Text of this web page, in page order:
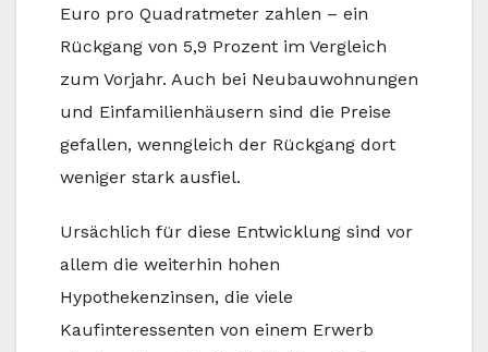
Euro pro Quadratmeter zahlen – ein
Rückgang von 5,9 Prozent im Vergleich
zum Vorjahr. Auch bei Neubauwohnungen
und Einfamilienhäusern sind die Preise
gefallen, wenngleich der Rückgang dort
weniger stark ausfiel.
Ursächlich für diese Entwicklung sind vor
allem die weiterhin hohen
Hypothekenzinsen, die viele
Kaufinteressenten von einem Erwerb